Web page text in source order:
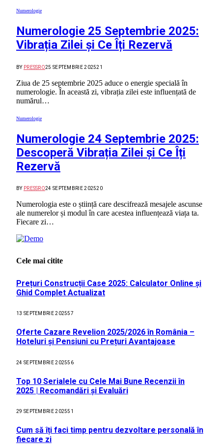
Numerologie
Numerologie 25 Septembrie 2025:
Vibrația Zilei și Ce Îți Rezervă
BY PRESSRO25 SEPTEMBRIE 202521
Ziua de 25 septembrie 2025 aduce o energie specială în
numerologie. În această zi, vibrația zilei este influențată de
numărul…
Numerologie
Numerologie 24 Septembrie 2025:
Descoperă Vibrația Zilei și Ce Îți
Rezervă
BY PRESSRO24 SEPTEMBRIE 202520
Numerologia este o știință care descifrează mesajele ascunse
ale numerelor și modul în care acestea influențează viața ta.
Fiecare zi…
Cele mai citite
Prețuri Construcții Case 2025: Calculator Online și
Ghid Complet Actualizat
13 SEPTEMBRIE 202557
Oferte Cazare Revelion 2025/2026 în România –
Hoteluri și Pensiuni cu Prețuri Avantajoase
24 SEPTEMBRIE 202556
Top 10 Serialele cu Cele Mai Bune Recenzii în
2025 | Recomandări și Evaluări
29 SEPTEMBRIE 202551
Cum să îți faci timp pentru dezvoltare personală în
fiecare zi